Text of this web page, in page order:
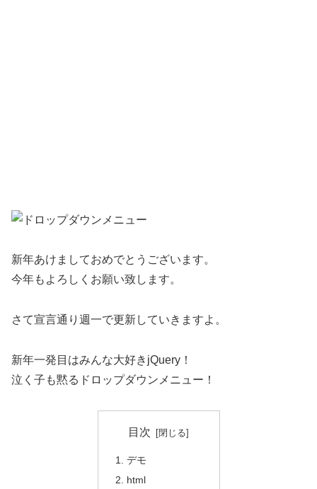
新年あけましておめでとうございます。
今年もよろしくお願い致します。
さて宣言通り週一で更新していきますよ。
新年一発目はみんな大好きjQuery！
泣く子も黙るドロップダウンメニュー！
目次
デモ
html